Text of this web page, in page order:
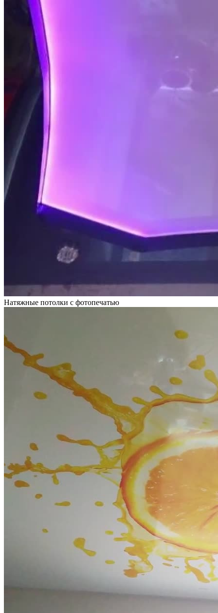
Натяжные потолки с фотопечатью